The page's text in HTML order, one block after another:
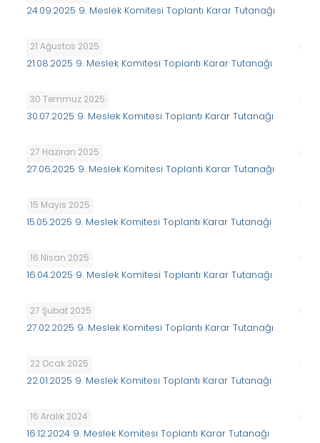
24.09.2025 9. Meslek Komitesi Toplantı Karar Tutanağı
21 Ağustos 2025
21.08.2025 9. Meslek Komitesi Toplantı Karar Tutanağı
30 Temmuz 2025
30.07.2025 9. Meslek Komitesi Toplantı Karar Tutanağı
27 Haziran 2025
27.06.2025 9. Meslek Komitesi Toplantı Karar Tutanağı
15 Mayıs 2025
15.05.2025 9. Meslek Komitesi Toplantı Karar Tutanağı
16 Nisan 2025
16.04.2025 9. Meslek Komitesi Toplantı Karar Tutanağı
27 Şubat 2025
27.02.2025 9. Meslek Komitesi Toplantı Karar Tutanağı
22 Ocak 2025
22.01.2025 9. Meslek Komitesi Toplantı Karar Tutanağı
16 Aralık 2024
16.12.2024 9. Meslek Komitesi Toplantı Karar Tutanağı